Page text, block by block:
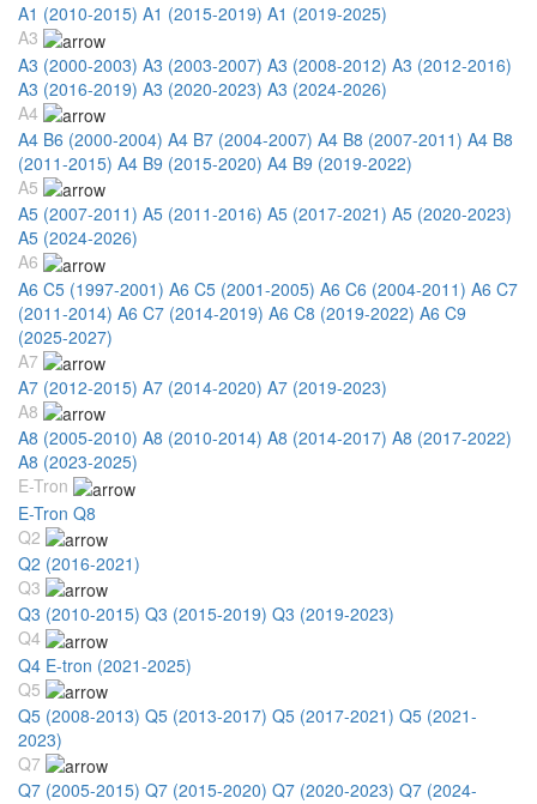
A1 (2010-2015) A1 (2015-2019) A1 (2019-2025)
A3
A3 (2000-2003) A3 (2003-2007) A3 (2008-2012) A3 (2012-2016)
A3 (2016-2019) A3 (2020-2023) A3 (2024-2026)
A4
A4 B6 (2000-2004) A4 B7 (2004-2007) A4 B8 (2007-2011) A4 B8
(2011-2015) A4 B9 (2015-2020) A4 B9 (2019-2022)
A5
A5 (2007-2011) A5 (2011-2016) A5 (2017-2021) A5 (2020-2023)
A5 (2024-2026)
A6
A6 C5 (1997-2001) A6 C5 (2001-2005) A6 C6 (2004-2011) A6 C7
(2011-2014) A6 C7 (2014-2019) A6 C8 (2019-2022) A6 C9
(2025-2027)
A7
A7 (2012-2015) A7 (2014-2020) A7 (2019-2023)
A8
A8 (2005-2010) A8 (2010-2014) A8 (2014-2017) A8 (2017-2022)
A8 (2023-2025)
E-Tron
E-Tron Q8
Q2
Q2 (2016-2021)
Q3
Q3 (2010-2015) Q3 (2015-2019) Q3 (2019-2023)
Q4
Q4 E-tron (2021-2025)
Q5
Q5 (2008-2013) Q5 (2013-2017) Q5 (2017-2021) Q5 (2021-
2023)
Q7
Q7 (2005-2015) Q7 (2015-2020) Q7 (2020-2023) Q7 (2024-